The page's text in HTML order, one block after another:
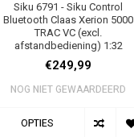
Siku 6791 - Siku Control
Bluetooth Claas Xerion 5000
TRAC VC (excl.
afstandbediening) 1:32
€249,99
NOG NIET GEWAARDEERD
OPTIES